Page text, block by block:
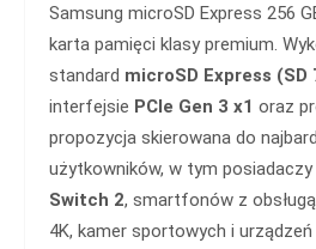
Samsung microSD Express 256
karta pamięci klasy premium.
standard microSD Express (SD
interfejsie PCIe Gen 3 x1 oraz
propozycja skierowana do
użytkowników, w tym
Switch 2, smartfonów z
4K, kamer sportowych i